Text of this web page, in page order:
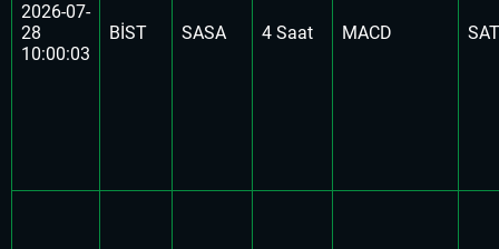
2026-07-
28
10:00:03
BİST SASA 4 Saat MACD SAT